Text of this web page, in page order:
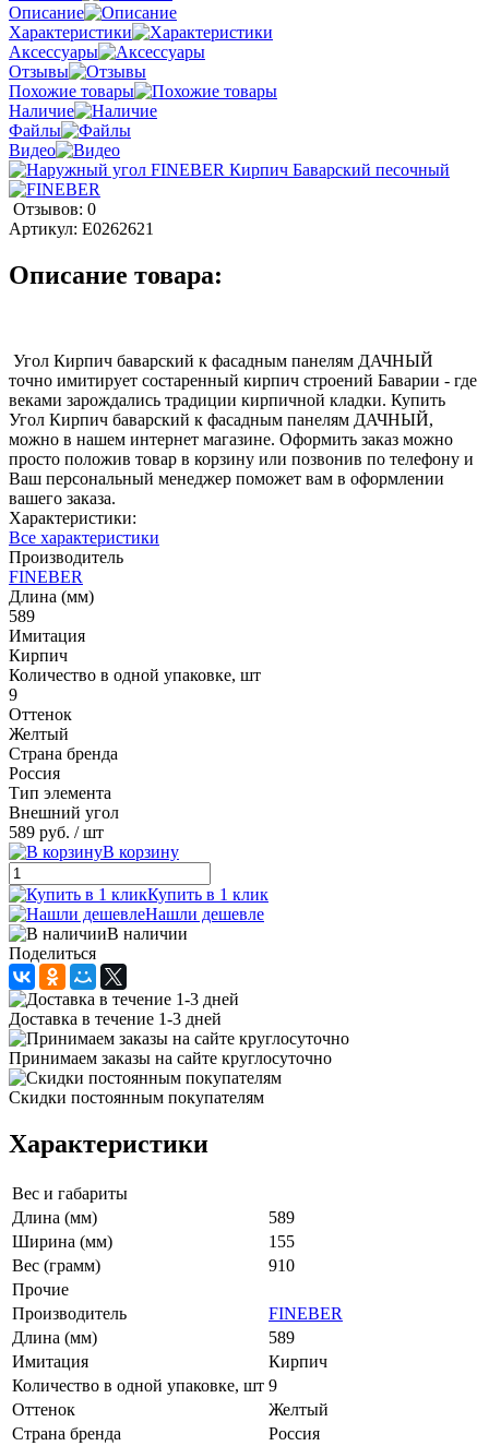
Описание
Характеристики
Аксессуары
Отзывы
Похожие товары
Наличие
Файлы
Видео
Отзывов: 0
Артикул: E0262621
Описание товара:
Угол Кирпич баварский к фасадным панелям ДАЧНЫЙ
точно имитирует состаренный кирпич строений Баварии - где
веками зарождались традиции кирпичной кладки. Купить
Угол Кирпич баварский к фасадным панелям ДАЧНЫЙ,
можно в нашем интернет магазине. Оформить заказ можно
просто положив товар в корзину или позвонив по телефону и
Ваш персональный менеджер поможет вам в оформлении
вашего заказа.
Характеристики:
Все характеристики
Производитель
FINEBER
Длина (мм)
589
Имитация
Кирпич
Количество в одной упаковке, шт
9
Оттенок
Желтый
Страна бренда
Россия
Тип элемента
Внешний угол
589 руб. / шт
В корзину
Купить в 1 клик
Нашли дешевле
В наличии
Поделиться
Доставка в течение 1-3 дней
Принимаем заказы на сайте круглосуточно
Скидки постоянным покупателям
Характеристики
Вес и габариты
Длина (мм)
589
Ширина (мм)
155
Вес (грамм)
910
Прочие
Производитель
FINEBER
Длина (мм)
589
Имитация
Кирпич
Количество в одной упаковке, шт 9
Оттенок
Желтый
Страна бренда
Россия